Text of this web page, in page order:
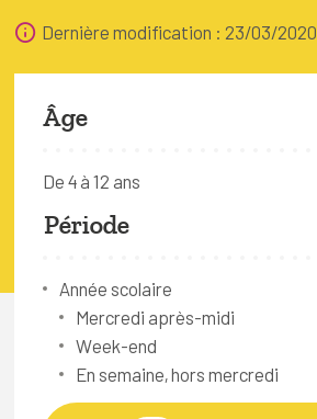
FAQ
Bruxelles Temps Libre
Dernière modification : 23/03/2020
Âge
De 4 à 12 ans
Période
Année scolaire
Mercredi après-midi
Week-end
En semaine, hors mercredi